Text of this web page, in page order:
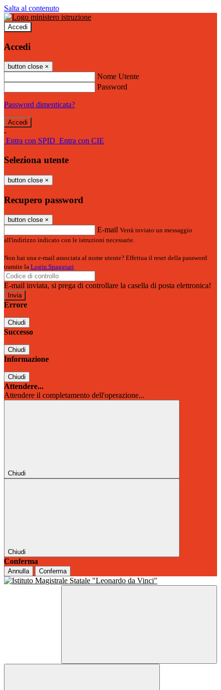
Salta al contenuto
Accedi
Accedi
button close ×
Nome Utente
Password
Password dimenticata?
-
Entra con SPID Entra con CIE
Seleziona utente
button close ×
Recupero password
button close ×
E-mail Verrà inviato un messaggio
all'indirizzo indicato con le istruzioni necessarie.
Non hai una e-mail associata al nome utente? Effettua il reset della password
tramite la Login Spaggiari
E-mail inviata, si prega di controllare la casella di posta elettronica!
Errore
Chiudi
Successo
Chiudi
Informazione
Chiudi
Attendere...
Attendere il completamento dell'operazione...
Chiudi
Chiudi
Conferma
Annulla Conferma